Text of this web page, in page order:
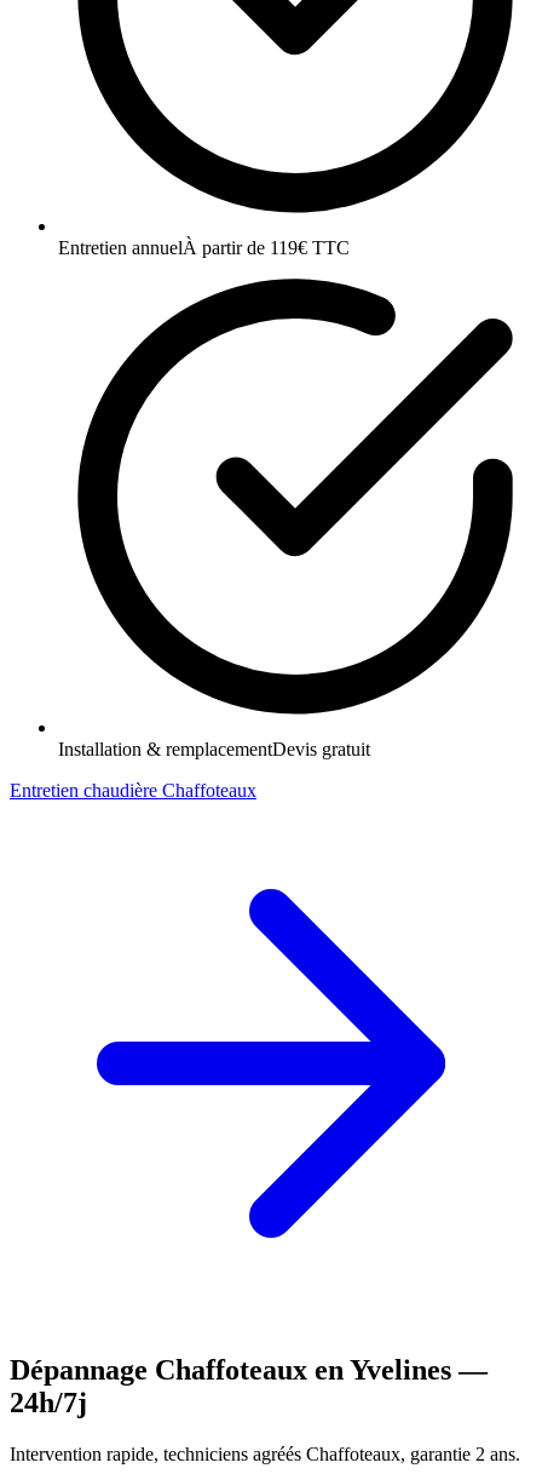
Entretien annuelÀ partir de 119€ TTC
Installation & remplacementDevis gratuit
Entretien chaudière Chaffoteaux
Dépannage Chaffoteaux en Yvelines —
24h/7j
Intervention rapide, techniciens agréés Chaffoteaux, garantie 2 ans.